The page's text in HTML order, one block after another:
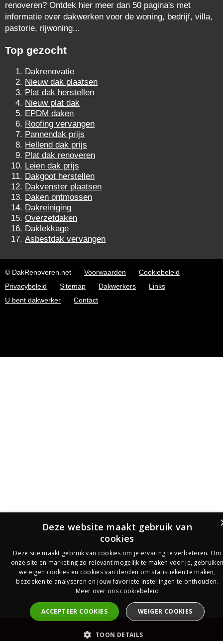
renoveren? Ontdek hier meer dan 50 pagina's met
informatie over dakwerken voor de woning, bedrijf, villa,
pastorie, rijwoning...
Top gezocht
Dakrenovatie
Nieuw dak plaatsen
Plat dak herstellen
Nieuw plat dak
EPDM daken
Roofing vervangen
Pannendak prijs
Hellend dak prijs
Plat dak renoveren
Leien dak prijs
Dakgoot herstellen
Dakvenster plaatsen
Daken ontmossen
Dakreiniging
Overzetdaken
Daklekkage
Asbestdak vervangen
© DakRenoveren.net Voorwaarden
Cookiebeleid
Privacybeleid
Sitemap Dakwerkers
Links
U bent dakwerker
Contact
PrijsOfferte
Deze website maakt gebruik van
cookies
Deze site maakt gebruik van cookies om je ervaring te verbeteren. Om
onze site en marketing zo relevant mogelijk te maken voor je,
we eigen cookies en cookies van derden om statistieken te maken,
bezoeken te analyseren en jouw favoriete instellingen te onthouden.
Meer over ons cookiebeleid
ACCEPTEER COOKIES WEIGER COOKIES
TOON DETAILS